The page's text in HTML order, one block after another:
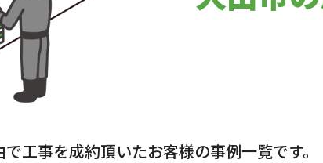
工事を成約頂いたお客様の事例一覧です。